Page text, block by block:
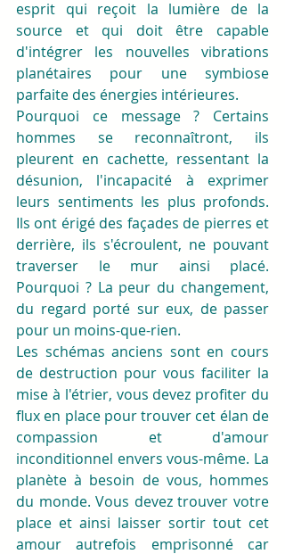
esprit qui reçoit la lumière de la
source et qui doit être capable
d'intégrer les nouvelles vibrations
planétaires pour une symbiose
parfaite des énergies intérieures.
Pourquoi ce message ? Certains
hommes se reconnaîtront, ils
pleurent en cachette, ressentant la
désunion, l'incapacité à exprimer
leurs sentiments les plus profonds.
Ils ont érigé des façades de pierres et
derrière, ils s'écroulent, ne pouvant
traverser le mur ainsi placé.
Pourquoi ? La peur du changement,
du regard porté sur eux, de passer
pour un moins-que-rien.
Les schémas anciens sont en cours
de destruction pour vous faciliter la
mise à l'étrier, vous devez profiter du
flux en place pour trouver cet élan de
compassion et d'amour
inconditionnel envers vous-même. La
planète à besoin de vous, hommes
du monde. Vous devez trouver votre
place et ainsi laisser sortir tout cet
amour autrefois emprisonné car